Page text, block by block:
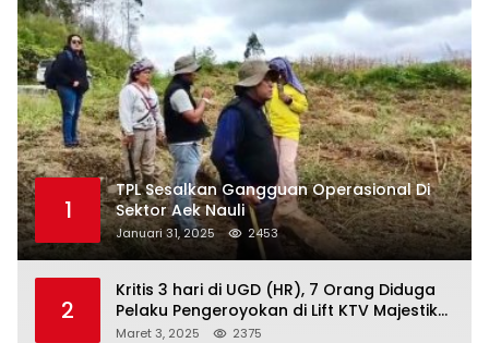
1
TPL Sesalkan Gangguan Operasional Di
Sektor Aek Nauli
Januari 31, 2025 2453
2
Kritis 3 hari di UGD (HR), 7 Orang Diduga
Pelaku Pengeroyokan di Lift KTV Majestik
Melenggang Bebas, Kantor Hukum JAP
Maret 3, 2025 2375